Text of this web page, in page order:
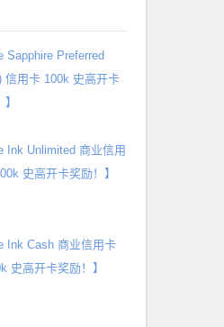
Sapphire Preferred
信用卡 100k 史高开卡
Ink Unlimited 商业信用
史高开卡奖励！】
Ink Cash 商业信用卡
史高开卡奖励！】